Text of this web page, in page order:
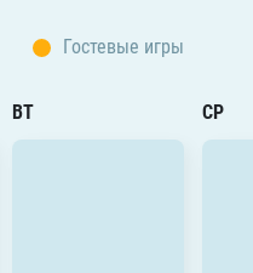
СеверстальГостевые игры
ВТ СР